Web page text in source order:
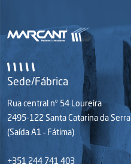
Sede/Fábrica
Rua central nº 54 Loureira
2495-122 Santa Catarina da Serra
(Saída A1 – Fátima)
+351 244 741 403